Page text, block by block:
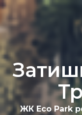
ЖК Eco Park